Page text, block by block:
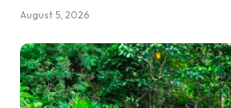
August 5, 2026